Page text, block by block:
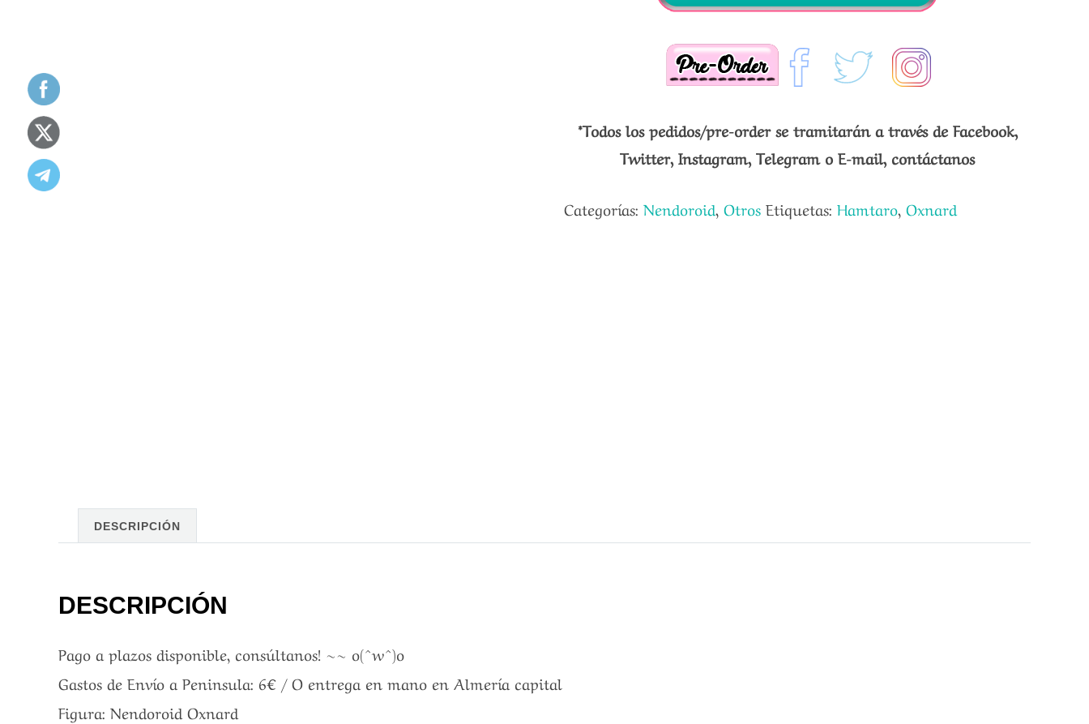
*Todos los pedidos/pre-order se tramitarán a través de Facebook,
Twitter, Instagram, Telegram o E-mail, contáctanos
Categorías: Nendoroid, Otros Etiquetas: Hamtaro, Oxnard
DESCRIPCIÓN
DESCRIPCIÓN
Pago a plazos disponible, consúltanos! ~~ o(^w^)o
Gastos de Envío a Peninsula: 6€ / O entrega en mano en Almería capital
Figura: Nendoroid Oxnard